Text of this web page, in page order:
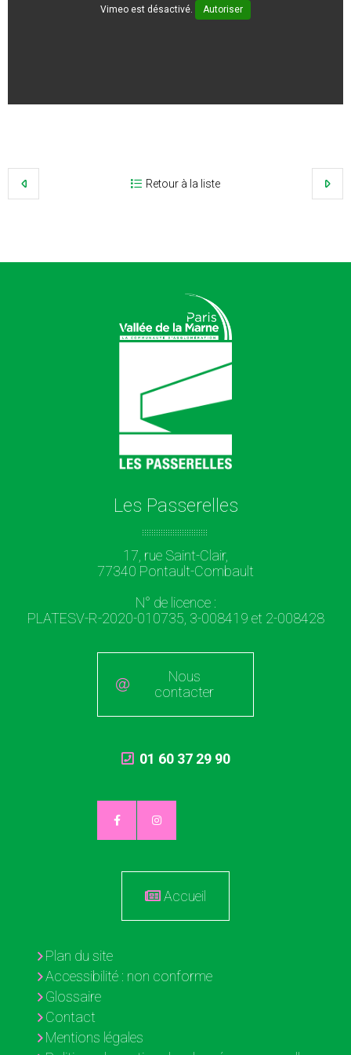
Vimeo est désactivé. Autoriser
Retour à la liste
Les Passerelles
17, rue Saint-Clair,
77340 Pontault-Combault
N° de licence :
PLATESV-R-2020-010735, 3-008419 et 2-008428
Nous
contacter
01 60 37 29 90
Accueil
Plan du site
Accessibilité : non conforme
Glossaire
Contact
Mentions légales